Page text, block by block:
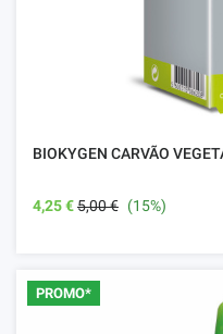
BIOKYGEN CARVÃO
4,25 €5,00 € (15%)
PROMO*